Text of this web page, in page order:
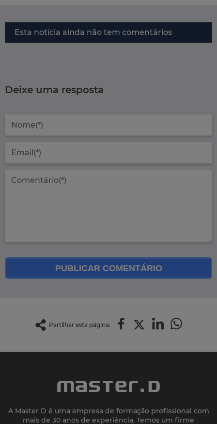
Esta notícia ainda não tem comentários
Deixe uma resposta
PUBLICAR COMENTÁRIO
Partilhar esta página:
A Master D é uma empresa de formação profissional com
mais de 30 anos de experiência. Temos um firme